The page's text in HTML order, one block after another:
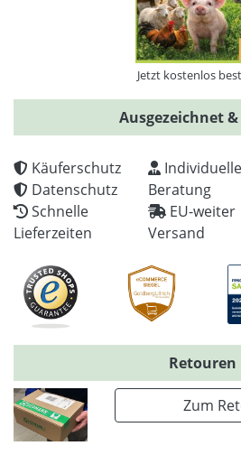
Jetzt kostenlos
Ausgezeichnet
Käuferschutz
Datenschutz
Schnelle
Lieferzeiten
Individuelle
Beratung
EU-weiter
Versand
Retouren
Zum